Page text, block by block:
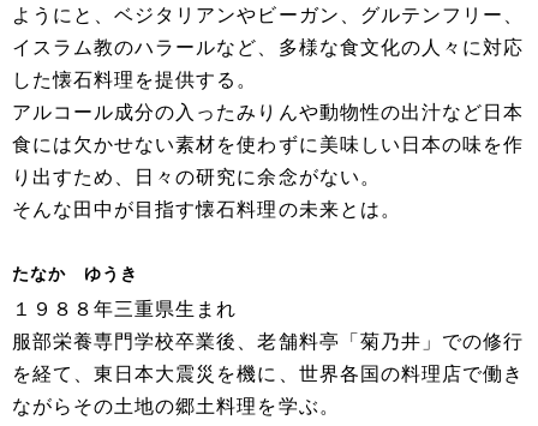
ようにと、ベジタリアンやビーガン、グルテンフリー、
イスラム教のハラールなど、多様な食文化の人々に対応
した懐石料理を提供する。
アルコール成分の入ったみりんや動物性の出汁など日本
食には欠かせない素材を使わずに美味しい日本の味を作
り出すため、日々の研究に余念がない。
そんな田中が目指す懐石料理の未来とは。
たなか ゆうき
１９８８年三重県生まれ
服部栄養専門学校卒業後、老舗料亭「菊乃井」での修行
を経て、東日本大震災を機に、世界各国の料理店で働き
ながらその土地の郷土料理を学ぶ。